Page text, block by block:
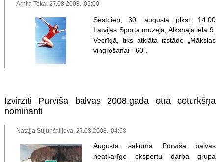
Arnita Toka, 27.08.2008., 05:00
Sestdien, 30. augustā plkst. 14.00
Latvijas Sporta muzejā, Alksnāja ielā 9,
Vecrīgā, tiks atklāta izstāde „Mākslas
vingrošanai - 60”.
Izvirzīti Purvīša balvas 2008.gada otrā ceturkšņa
nominanti
Nataļja Sujunšalijeva, 27.08.2008., 04:58
Augusta sākumā Purvīša balvas
neatkarīgo ekspertu darba grupa